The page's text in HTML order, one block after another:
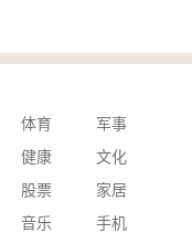
体育
军事
健康
文化
股票
家居
音乐
手机